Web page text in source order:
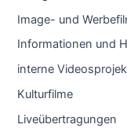
Image- und
Informationen und
interne
Kulturfilme
Liveübertragungen